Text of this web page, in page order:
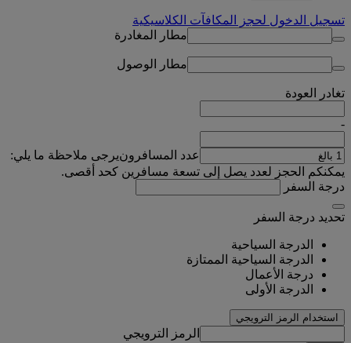
تسجيل الدخول لحجز المكافآت الكلاسيكية
مطار المغادرة
مطار الوصول
تغادر العودة
-
عدد المسافرونيرجى ملاحظة ما يلي:
يمكنكم الحجز لعدد يصل إلى تسعة مسافرين كحد أقصى.
درجة السفر
تحديد درجة السفر
الدرجة السياحية
الدرجة السياحية الممتازة
درجة الأعمال
الدرجة الأولى
استخدام الرمز الترويجي
الرمز الترويجي